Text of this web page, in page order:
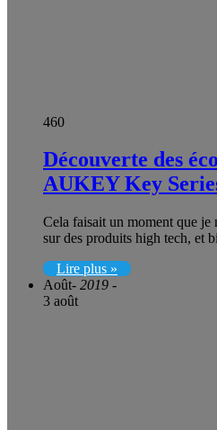
460
Découverte des
AUKEY Key
Cela faisait un moment que je
sur des produits high tech, et
Lire plus »
Août- 2019 -
3 août